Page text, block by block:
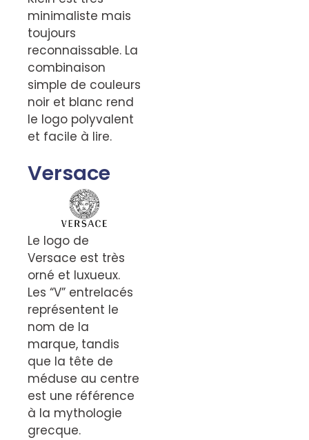
minimaliste mais
toujours
reconnaissable. La
combinaison
simple de couleurs
noir et blanc rend
le logo polyvalent
et facile à lire.
Versace
Le logo de
Versace est très
orné et luxueux.
Les “V” entrelacés
représentent le
nom de la
marque, tandis
que la tête de
méduse au centre
est une référence
à la mythologie
grecque.